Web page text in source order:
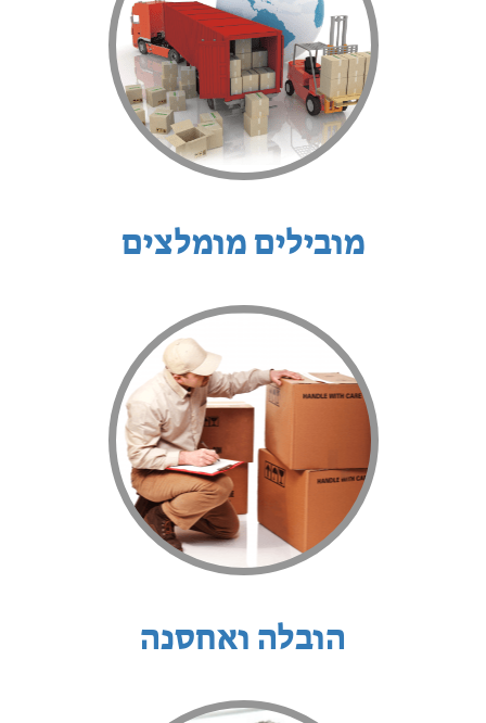
מובילים מומלצים
הובלה ואחסנה